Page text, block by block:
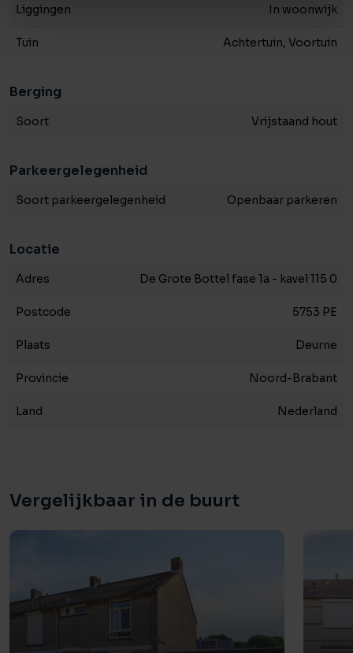
Liggingen In woonwijk
Tuin Achtertuin, Voortuin
Berging
Soort Vrijstaand hout
Parkeergelegenheid
Soort parkeergelegenheid Openbaar parkeren
Locatie
Adres De Grote Bottel fase 1a - kavel 115 0
Postcode 5753 PE
Plaats Deurne
Provincie Noord-Brabant
Land Nederland
Vergelijkbaar in de buurt